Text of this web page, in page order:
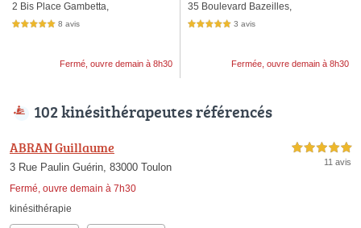
2 Bis Place Gambetta,
5,0 étoiles sur 5 8 avis
Fermé, ouvre demain à 8h30
35 Boulevard Bazeilles,
5,0 étoiles sur 5 3 avis
Fermée, ouvre demain à 8h30
102 kinésithérapeutes référencés
ABRAN Guillaume
3 Rue Paulin Guérin, 83000 Toulon
Fermé, ouvre demain à 7h30
5,0 étoiles sur 5
11 avis
kinésithérapie